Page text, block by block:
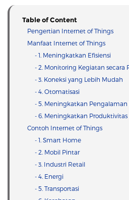
Table of Content
Pengertian Internet of Things
Manfaat Internet of Things
- 1. Meningkatkan Efisiensi
- 2. Monitoring Kegiatan secara
- 3. Koneksi yang Lebih Mudah
- 4. Otomatisasi
- 5. Meningkatkan
- 6. Meningkatkan Produktivitas
Contoh Internet of Things
- 1. Smart Home
- 2. Mobil Pintar
- 3. Industri Retail
- 4. Energi
- 5. Transportasi